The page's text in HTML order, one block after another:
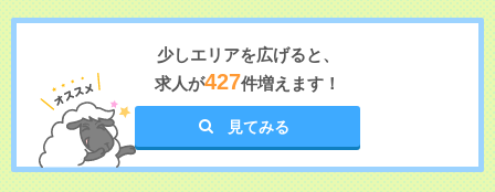
少しエリアを広げると、
求人が427件増えます！
見てみる